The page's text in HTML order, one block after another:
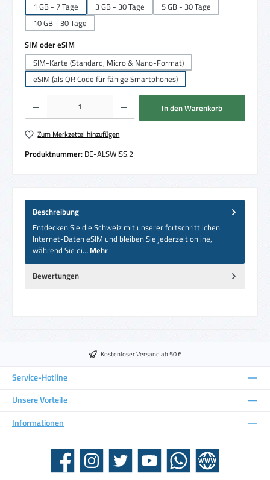
1 GB - 7 Tage
3 GB - 30 Tage
5 GB - 30 Tage
10 GB - 30 Tage
SIM oder eSIM
SIM-Karte (Standard, Micro & Nano-Format)
eSIM (als QR Code für fähige Smartphones)
Produkt Anzahl: Gib den gewünschten Wert ein oder benutze die Schaltflächen um
In den Warenkorb
Zum Merkzettel hinzufügen
Produktnummer: DE-ALSWISS.2
Beschreibung
Entdecken Sie die Schweiz mit unserer fortschrittlichen
Internet-Daten eSIM und bleiben Sie jederzeit online,
während Sie di… Mehr
Bewertungen
Kostenloser Versand ab 50 €
Service-Hotline
Unsere Vorteile
Informationen
Facebook Instagram Twitter YouTube WhatsApp Website